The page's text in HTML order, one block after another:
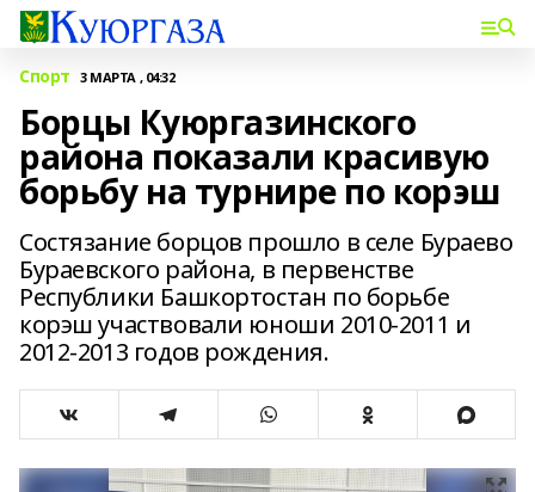
Спорт 3 МАРТА , 04:32
Борцы Куюргазинского
района показали красивую
борьбу на турнире по корэш
Состязание борцов прошло в селе Бураево
Бураевского района, в первенстве
Республики Башкортостан по борьбе
корэш участвовали юноши 2010-2011 и
2012-2013 годов рождения.